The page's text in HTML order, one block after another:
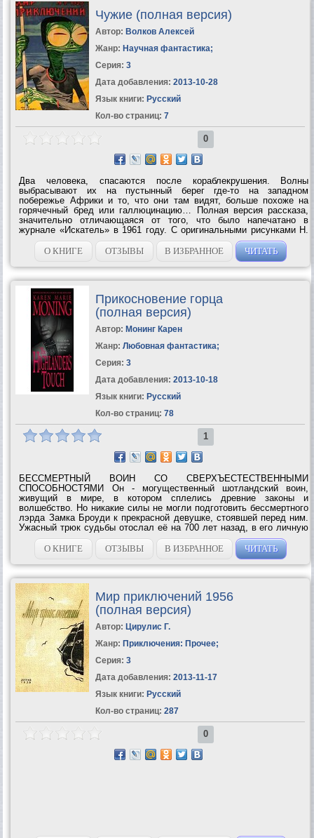
Чужие (полная версия)
Автор: Волков Алексей
Жанр: Научная фантастика;
Серия: 3
Дата добавления: 2013-10-28
Язык книги: Русский
Кол-во страниц: 7
0
Два человека, спасаются после кораблекрушения. Волны
выбрасывают их на пустынный берег где-то на западном
побережье Африки и то, что они там видят, больше похоже на
горячечный бред или галлюцинацию… Полная версия рассказа,
значительно отличающаяся от того, что было напечатано в
журнале «Искатель» в 1961 году. С оригинальными рисунками Н.
О КНИГЕ
ОТЗЫВЫ В ИЗБРАННОЕ ЧИТАТЬ
Прикосновение горца
(полная версия)
Автор: Mонинг Карен
Жанр: Любовная фантастика;
Серия: 3
Дата добавления: 2013-10-18
Язык книги: Русский
Кол-во страниц: 78
1
БЕССМЕРТНЫЙ ВОИН СО СВЕРХЪЕСТЕСТВЕННЫМИ
СПОСОБНОСТЯМИ Он - могущественный шотландский воин,
живущий в мире, в котором сплелись древние законы и
волшебство. Но никакие силы не могли подготовить бессмертного
лэрда Замка Броуди к прекрасной девушке, стоявшей перед ним.
Ужасный трюк судьбы отослал её на 700 лет назад, в его личную
комнату, чтобы соблазнить красотой девушки и обольстить его
страстью, которую он никогда не смог бы...
О КНИГЕ ОТЗЫВЫ В ИЗБРАННОЕ ЧИТАТЬ
Мир приключений 1956
(полная версия)
Автор: Цирулис Г.
Жанр: Приключения: Прочее;
Серия: 3
Дата добавления: 2013-11-17
Язык книги: Русский
Кол-во страниц: 287
0